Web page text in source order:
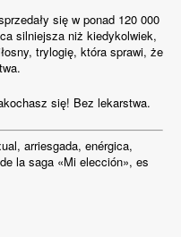
się w ponad 120 000
silniejsza niż kiedykolwiek,
trylogię, która sprawi, że
się! Bez lekarstwa.
arriesgada, enérgica,
la saga «Mi elección», es